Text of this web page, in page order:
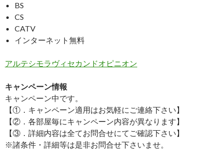
BS
CS
CATV
インターネット無料
アルテシモラヴィセカンドオピニオン
キャンペーン情報
キャンペーン中です。
【①．キャンペーン適用はお気軽にご連絡下さい】
【②．各部屋毎にキャンペーン内容が異なります】
【③．詳細内容は全てお問合せにてご確認下さい】
※諸条件・詳細等は是非お問合せ下さいませ。